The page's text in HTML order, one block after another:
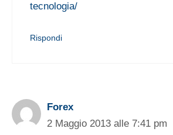
tecnologia/
Rispondi
Forex
2 Maggio 2013 alle 7:41 pm